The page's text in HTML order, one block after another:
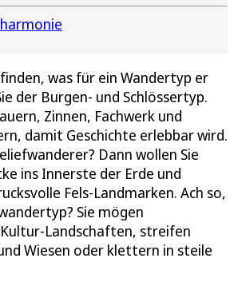
was für ein Wandertyp er
der Burgen- und Schlössertyp.
Zinnen, Fachwerk und
damit Geschichte erlebbar wird.
Dann wollen Sie
ins Innerste der Erde und
Fels-Landmarken. Ach so,
Sie mögen
Landschaften, streifen
Wiesen oder klettern in steile